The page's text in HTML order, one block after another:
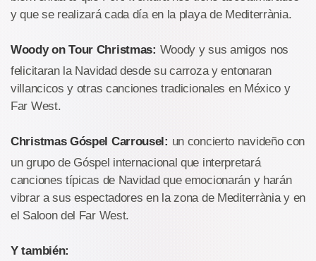
y que se realizará cada día en la playa de Mediterrània.
Woody on Tour Christmas: Woody y sus amigos nos
felicitaran la Navidad desde su carroza y entonaran
villancicos y otras canciones tradicionales en México y
Far West.
Christmas Góspel Carrousel: un concierto navideño con
un grupo de Góspel internacional que interpretará
canciones típicas de Navidad que emocionarán y harán
vibrar a sus espectadores en la zona de Mediterrània y en
el Saloon del Far West.
Y también: